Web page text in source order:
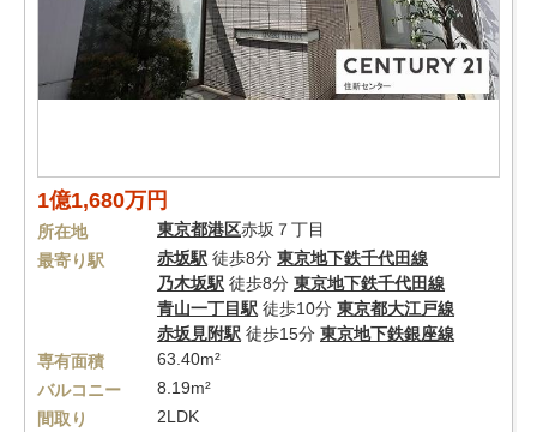
1億1,680万円
所在地 東京都港区赤坂７丁目
最寄り駅
赤坂駅 徒歩8分 東京地下鉄千代田線
乃木坂駅 徒歩8分 東京地下鉄千代田線
青山一丁目駅 徒歩10分 東京都大江戸線
赤坂見附駅 徒歩15分 東京地下鉄銀座線
専有面積
63.40m²
バルコニー
8.19m²
間取り
2LDK